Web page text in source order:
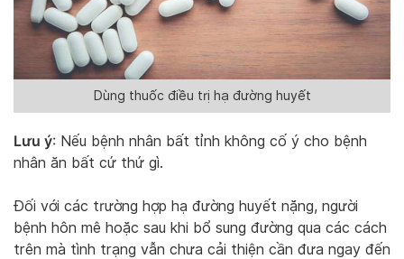
Dùng thuốc điều trị hạ đường huyết
Lưu ý: Nếu bệnh nhân bất tỉnh không cố ý cho bệnh
nhân ăn bất cứ thứ gì.
Đối với các trường hợp hạ đường huyết nặng, người
bệnh hôn mê hoặc sau khi bổ sung đường qua các cách
trên mà tình trạng vẫn chưa cải thiện cần đưa ngay đến